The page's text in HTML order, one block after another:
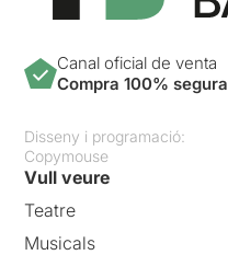
Canal oficial de venta
Compra 100% segura
Disseny i programació:
Copymouse
Vull veure
Teatre
Musicals